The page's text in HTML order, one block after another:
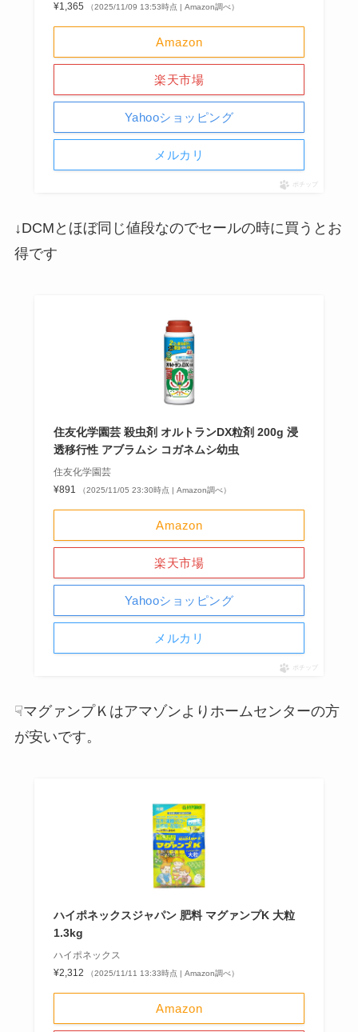
¥1,365
（2025/11/09 13:53時点 | Amazon調べ）
Amazon
楽天市場
Yahooショッピング
メルカリ
ポチップ
↓DCMとほぼ同じ値段なのでセールの時に買うとお
得です
住友化学園芸 殺虫剤 オルトランDX粒剤 200g 浸
透移行性 アブラムシ コガネムシ幼虫
住友化学園芸
¥891
（2025/11/05 23:30時点 | Amazon調べ）
Amazon
楽天市場
Yahooショッピング
メルカリ
ポチップ
☟マグァンプＫはアマゾンよりホームセンターの方
が安いです。
ハイポネックスジャパン 肥料 マグァンプK 大粒
1.3kg
ハイポネックス
¥2,312
（2025/11/11 13:33時点 | Amazon調べ）
Amazon